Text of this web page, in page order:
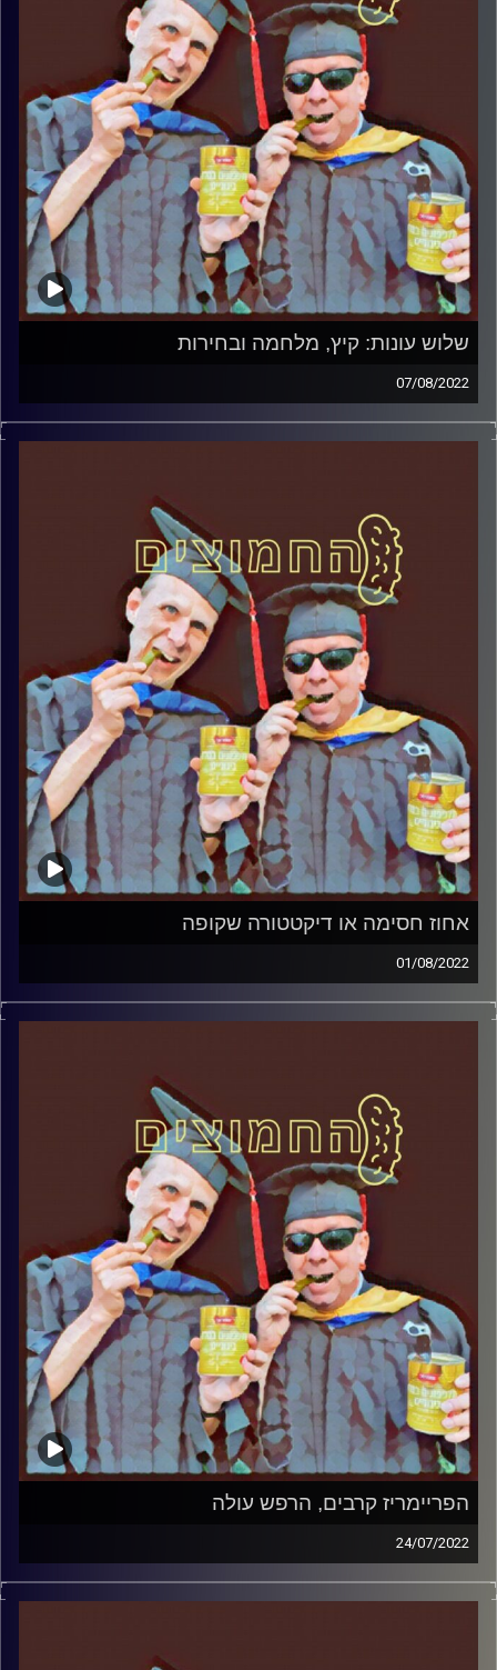
שלוש עונות: קיץ, מלחמה ובחירות
07/08/2022
המערכת הפוליטית על ספת הפסיכולוג, עם פרופסור בועז בן-
דוד ופרופסור גלעד הירשברגר
אחוז חסימה או דיקטטורה שקופה
01/08/2022
המערכת הפוליטית על ספת הפסיכולוג, עם פרופסור בועז בן-
דוד ופרופסור גלעד הירשברגר
הפריימריז קרבים, הרפש עולה
24/07/2022
המערכת הפוליטית על ספת הפסיכולוג, עם פרופסור בועז בן-
דוד ופרופסור גלעד הירשברגר